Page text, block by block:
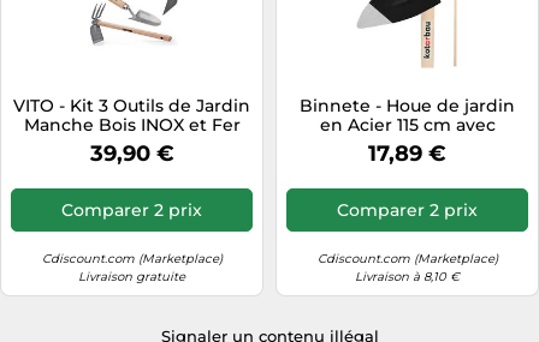
VITO - Kit 3 Outils de Jardin
Manche Bois INOX et Fer
forgés à la Main Haute
qualité Outils de Jardin
39,90 €
Comparer 2 prix
Cdiscount.com (Marketplace)
Livraison gratuite
Binnete - Houe de jardin
en Acier 115 cm avec
manche en Bois 138 mm x
110 mm - KOTARBAU®
17,89 €
Comparer 2 prix
Cdiscount.com (Marketplace)
Livraison à 8,10 €
Signaler un contenu illégal